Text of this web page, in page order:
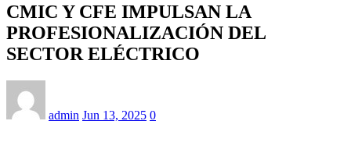
CMIC Y CFE IMPULSAN LA
PROFESIONALIZACIÓN DEL
SECTOR ELÉCTRICO
admin Jun 13, 2025 0